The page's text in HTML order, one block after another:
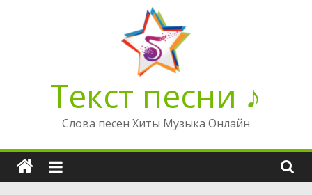
Текст песни ♪
Слова песен Хиты Музыка Онлайн